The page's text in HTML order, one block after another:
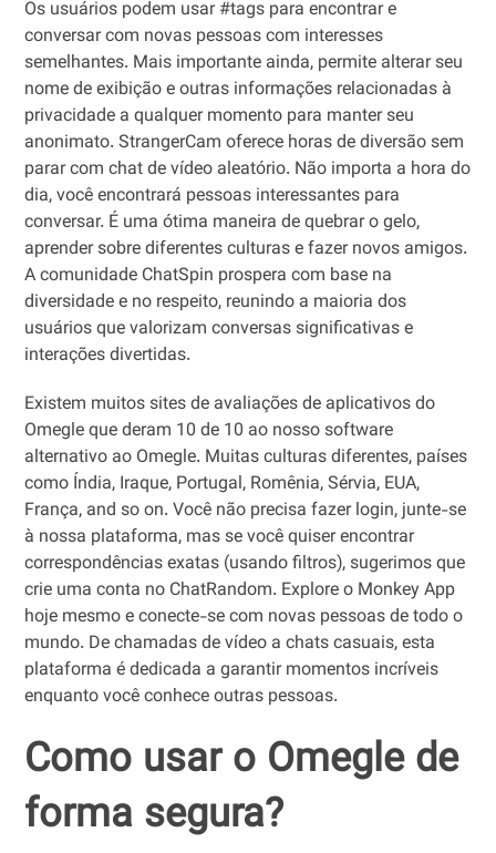
Os usuários podem usar #tags para encontrar e
conversar com novas pessoas com interesses
semelhantes. Mais importante ainda, permite alterar seu
nome de exibição e outras informações relacionadas à
privacidade a qualquer momento para manter seu
anonimato. StrangerCam oferece horas de diversão sem
parar com chat de vídeo aleatório. Não importa a hora do
dia, você encontrará pessoas interessantes para
conversar. É uma ótima maneira de quebrar o gelo,
aprender sobre diferentes culturas e fazer novos amigos.
A comunidade ChatSpin prospera com base na
diversidade e no respeito, reunindo a maioria dos
usuários que valorizam conversas significativas e
interações divertidas.
Existem muitos sites de avaliações de aplicativos do
Omegle que deram 10 de 10 ao nosso software
alternativo ao Omegle. Muitas culturas diferentes, países
como Índia, Iraque, Portugal, Romênia, Sérvia, EUA,
França, and so on. Você não precisa fazer login, junte-se
à nossa plataforma, mas se você quiser encontrar
correspondências exatas (usando filtros), sugerimos que
crie uma conta no ChatRandom. Explore o Monkey App
hoje mesmo e conecte-se com novas pessoas de todo o
mundo. De chamadas de vídeo a chats casuais, esta
plataforma é dedicada a garantir momentos incríveis
enquanto você conhece outras pessoas.
Como usar o Omegle de
forma segura?